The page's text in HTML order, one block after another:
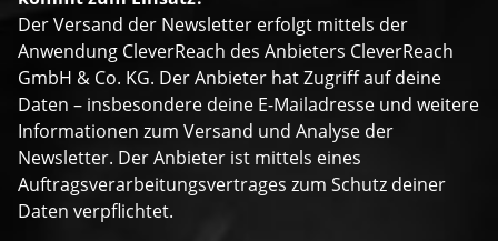
Der Versand der Newsletter erfolgt mittels der
Anwendung CleverReach des Anbieters CleverReach
GmbH & Co. KG. Der Anbieter hat Zugriff auf deine
Daten – insbesondere deine E-Mailadresse und weitere
Informationen zum Versand und Analyse der
Newsletter. Der Anbieter ist mittels eines
Auftragsverarbeitungsvertrages zum Schutz deiner
Daten verpflichtet.